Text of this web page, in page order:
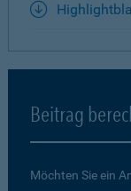
Beitrag
Möchten Sie ein